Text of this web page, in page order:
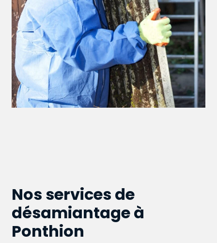
Nos services de
désamiantage à
Ponthion